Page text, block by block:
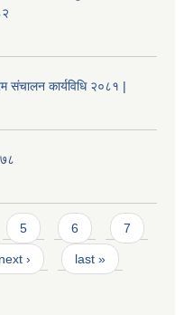
संचालन कार्यविधि २०८१ |
5 6 7
next › last »